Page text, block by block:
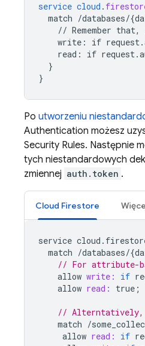
service cloud .
match /databases/
// Remember that,
write : if request.
read : if request.
}
}
Po utworzeniu
Authentication możesz
Security Rules. Następnie
tych niestandardowych
zmiennej auth.token .
Cloud Firestore
service cloud .
match /databases/{
// For attribute-
allow write: if
allow read: true ;
// Alterntatively,
match /
allow read: if